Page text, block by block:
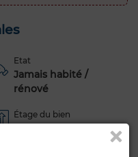
Etat
Jamais habité /
rénové
Étage du bien